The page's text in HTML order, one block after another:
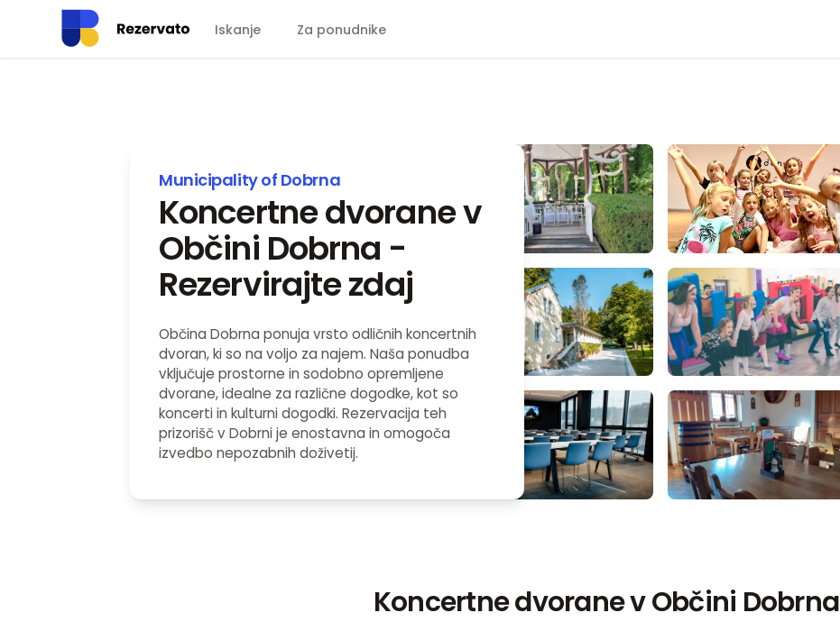
Iskanje Za ponudnike
Municipality of Dobrna
Koncertne dvorane v
Občini Dobrna -
Rezervirajte zdaj
Občina Dobrna ponuja vrsto odličnih koncertnih
dvoran, ki so na voljo za najem. Naša ponudba
vključuje prostorne in sodobno opremljene
dvorane, idealne za različne dogodke, kot so
koncerti in kulturni dogodki. Rezervacija teh
prizorišč v Dobrni je enostavna in omogoča
izvedbo nepozabnih doživetij.
Koncertne dvorane v Občini Dobrna